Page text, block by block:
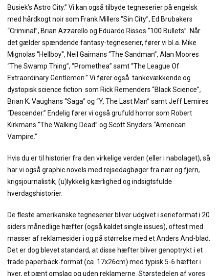
Busiek’s Astro City.” Vi kan også tilbyde tegneserier på engelsk
med hårdkogt noir som Frank Millers “Sin City”, Ed Brubakers
“Criminal”, Brian Azzarello og Eduardo Rissos “100 Bullets”. Når
det gælder spændende fantasy-tegneserier, fører vi bl.a. Mike
Mignolas “Hellboy”, Neil Gaimans “The Sandman”, Alan Moores
“The Swamp Thing”, “Promethea” samt “The League Of
Extraordinary Gentlemen.” Vi fører også tankevækkende og
dystopisk science fiction som Rick Remenders “Black Science”,
Brian K. Vaughans “Saga” og “Y, The Last Man” samt Jeff Lemires
“Descender.” Endelig fører vi også grufuld horror som Robert
Kirkmans “The Walking Dead” og Scott Snyders “American
Vampire.”
Hvis du er til historier fra den virkelige verden (eller i nabolaget), så
har vi også graphic novels med rejsedagbøger fra nær og fjern,
krigsjournalistik, (u)lykkelig kærlighed og indsigtsfulde
hverdagshistorier.
De fleste amerikanske tegneserier bliver udgivet i serieformat i 20
siders månedlige hæfter (også kaldet single issues), oftest med
masser af reklamesider i og på størrelse med et Anders And-blad.
Det er dog blevet standard, at disse hæfter bliver genoptrykt i et
trade paperback-format (ca. 17x26cm) med typisk 5-6 hæfter i
hver, et pænt omslag og uden reklamerne. Størstedelen af vores